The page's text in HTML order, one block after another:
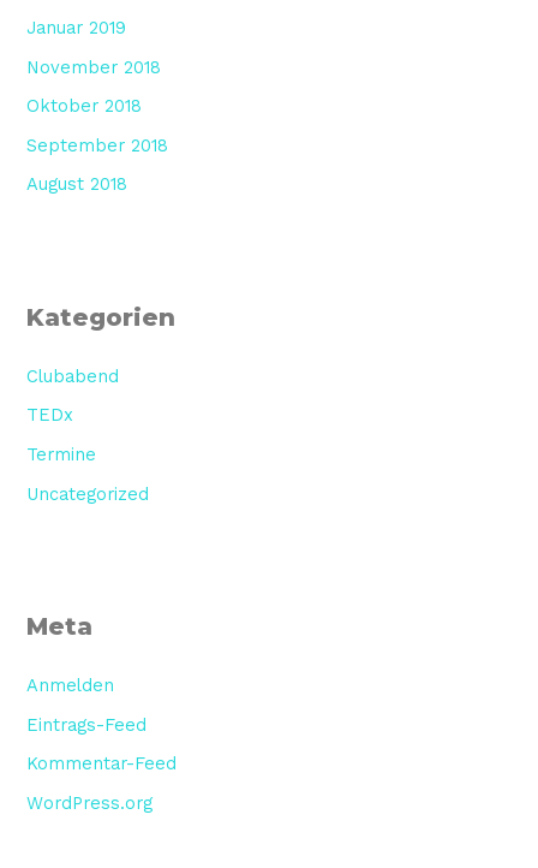
Januar 2019
November 2018
Oktober 2018
September 2018
August 2018
Kategorien
Clubabend
TEDx
Termine
Uncategorized
Meta
Anmelden
Eintrags-Feed
Kommentar-Feed
WordPress.org